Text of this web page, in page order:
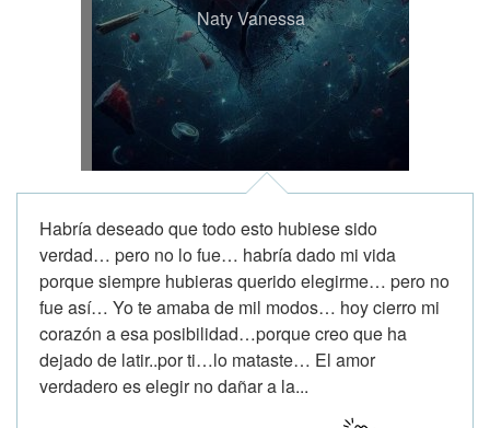
Naty Vanessa
Habría deseado que todo esto hubiese sido
verdad… pero no lo fue… habría dado mi vida
porque siempre hubieras querido elegirme… pero no
fue así… Yo te amaba de mil modos… hoy cierro mi
corazón a esa posibilidad…porque creo que ha
dejado de latir..por ti…lo mataste… El amor
verdadero es elegir no dañar a la...